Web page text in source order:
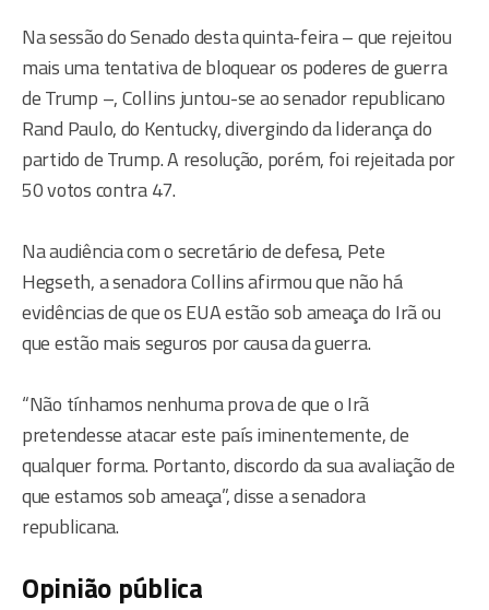
Na sessão do Senado desta quinta-feira – que rejeitou
mais uma tentativa de bloquear os poderes de guerra
de Trump –, Collins juntou-se ao senador republicano
Rand Paulo, do Kentucky, divergindo da liderança do
partido de Trump. A resolução, porém, foi rejeitada por
50 votos contra 47.
Na audiência com o secretário de defesa, Pete
Hegseth, a senadora Collins afirmou que não há
evidências de que os EUA estão sob ameaça do Irã ou
que estão mais seguros por causa da guerra.
“Não tínhamos nenhuma prova de que o Irã
pretendesse atacar este país iminentemente, de
qualquer forma. Portanto, discordo da sua avaliação de
que estamos sob ameaça”, disse a senadora
republicana.
Opinião pública